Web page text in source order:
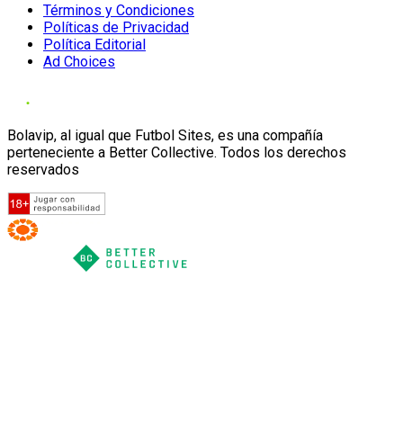
Términos y Condiciones
Políticas de Privacidad
Política Editorial
Ad Choices
Bolavip, al igual que Futbol Sites, es una compañía
perteneciente a Better Collective. Todos los derechos
reservados